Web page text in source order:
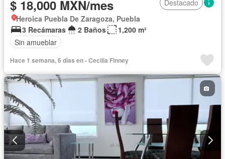
$ 18,000 MXN/mes
Destacado
Heroica Puebla De Zaragoza, Puebla
3 Recámaras
2 Baños
1,200 m²
Sin amueblar
Hace 1 semana, 6 días en - Cecilia Finney